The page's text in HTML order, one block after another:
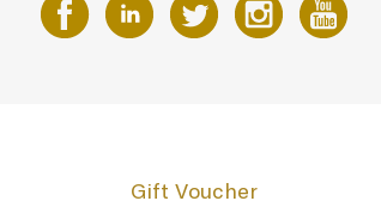
Gift Voucher